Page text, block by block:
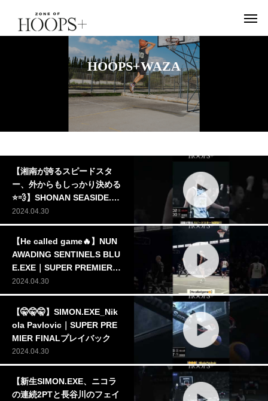
HOOPS+WAZA
【湘南が誇るスピードスタ
ー、外からもしっかり決める
⭐️💨】SHONAN SEASIDE.EX
E_ 加藤智行｜SUPER PREM
IER FINALプレイバック
2024.04.30
【He called game🔥】NUN
AWADING SENTINELS BLU
E.EXE｜SUPER PREMIER F
INALプレイバック #3x3EXE
#superpremier
2024.04.30
【🤫🤫🤫】SIMON.EXE_Nik
ola Pavlovic｜SUPER PRE
MIER FINALプレイバック
2024.04.30
【新生SIMON.EXE、ニコラ
の連続2PTと長谷川のフェイ